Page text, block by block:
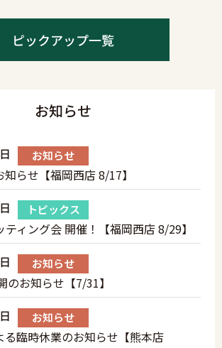
ピックアップ一覧
お知らせ
お知らせ
らせ【福岡西店 8/17】
トピックス
ィング会 開催！【福岡西店 8/29】
お知らせ
のお知らせ【7/31】
お知らせ
る臨時休業のお知らせ【熊本店